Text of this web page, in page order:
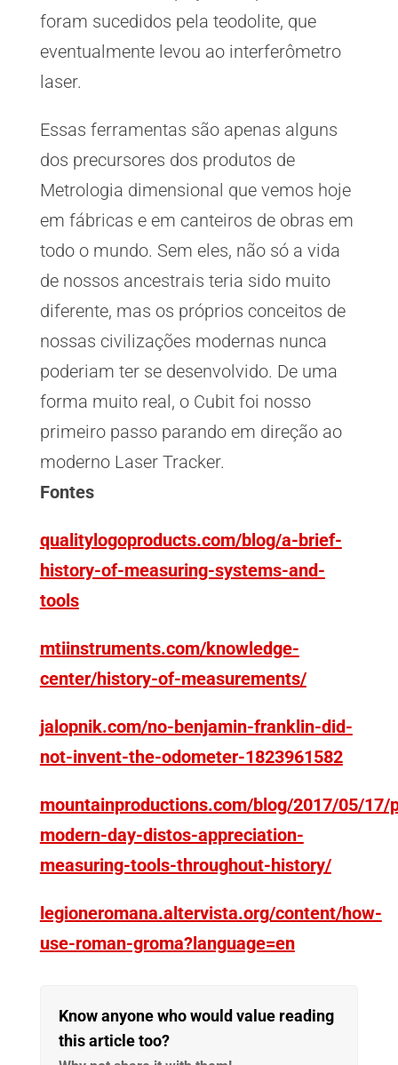
foram sucedidos pela teodolite, que
eventualmente levou ao interferômetro
laser.
Essas ferramentas são apenas alguns
dos precursores dos produtos de
Metrologia dimensional que vemos hoje
em fábricas e em canteiros de obras em
todo o mundo. Sem eles, não só a vida
de nossos ancestrais teria sido muito
diferente, mas os próprios conceitos de
nossas civilizações modernas nunca
poderiam ter se desenvolvido. De uma
forma muito real, o Cubit foi nosso
primeiro passo parando em direção ao
moderno Laser Tracker.
Fontes
qualitylogoproducts.com/blog/a-brief-
history-of-measuring-systems-and-
tools
mtiinstruments.com/knowledge-
center/history-of-measurements/
jalopnik.com/no-benjamin-franklin-did-
not-invent-the-odometer-1823961582
mountainproductions.com/blog/2017/05/17/
modern-day-distos-appreciation-
measuring-tools-throughout-history/
legioneromana.altervista.org/content/how-
use-roman-groma?language=en
Know anyone who would value reading
this article too?